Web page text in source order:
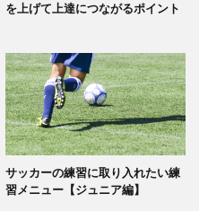
を上げて上達につながるポイント
サッカーの練習に取り入れたい練
習メニュー【ジュニア編】